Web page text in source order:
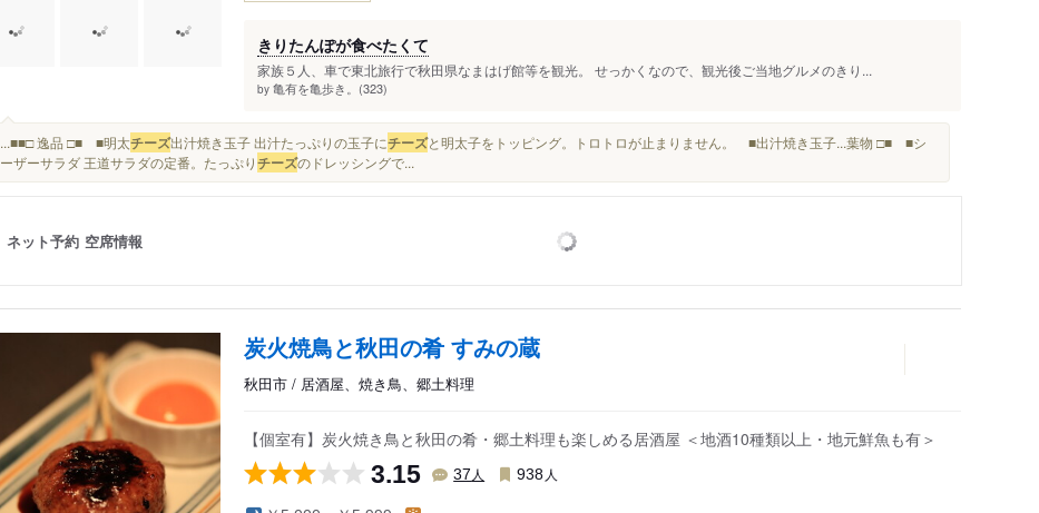
きりたんぽが食べたくて
家族５人、車で東北旅行で秋田県なまはげ館等を観光。 せっかくなので、観光後ご当地グルメのきり...
by 亀有を亀歩き。(323)
...■■□ 逸品 □■ ■明太チーズ出汁焼き玉子 出汁たっぷりの玉子にチーズと明太子をトッピング。トロトロが止まりません。 ■出汁焼き玉子...葉物 □■ ■シ
ーザーサラダ 王道サラダの定番。たっぷりチーズのドレッシングで...
ネット予約 空席情報
炭火焼鳥と秋田の肴 すみの蔵
秋田市 / 居酒屋、焼き鳥、郷土料理
【個室有】炭火焼き鳥と秋田の肴・郷土料理も楽しめる居酒屋 ＜地酒10種類以上・地元鮮魚も有＞
3.15 37 人 938 人